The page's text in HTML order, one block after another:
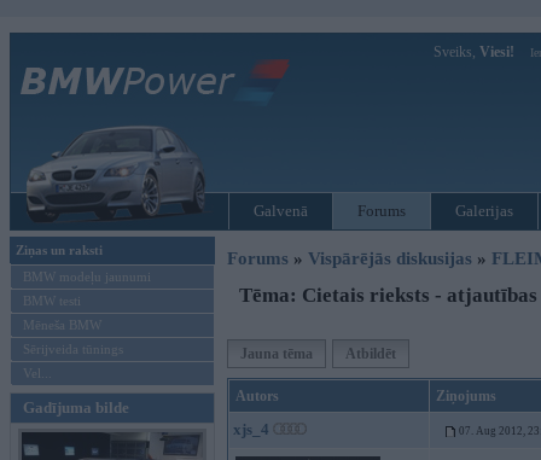
Sveiks, Viesi!
Galvenā Forums Galerijas
Ziņas un raksti
BMW modeļu jaunumi
BMW testi
Mēneša BMW
Sērijveida tūnings
Vel...
Gadījuma bilde
Forums » Vispārējās diskusijas »
Tēma: Cietais rieksts - atjautības
Jauna tēma Atbildēt
Autors Ziņojums
xjs_4 07. Aug 2012,